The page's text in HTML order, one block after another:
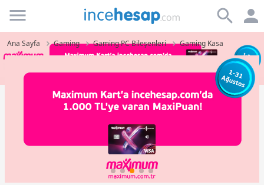
Incehesap
Ana Sayfa Gaming Gaming PC Bileşenleri Gaming Kasa